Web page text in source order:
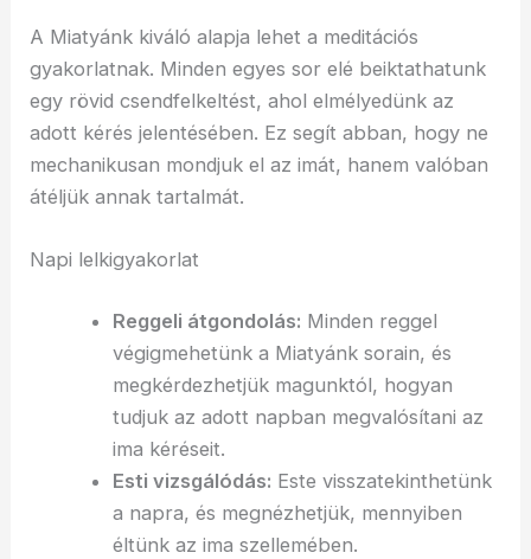
A Miatyánk kiváló alapja lehet a meditációs
gyakorlatnak. Minden egyes sor elé beiktathatunk
egy rövid csendfelkeltést, ahol elmélyedünk az
adott kérés jelentésében. Ez segít abban, hogy ne
mechanikusan mondjuk el az imát, hanem valóban
átéljük annak tartalmát.
Napi lelkigyakorlat
Reggeli átgondolás: Minden reggel
végigmehetünk a Miatyánk sorain, és
megkérdezhetjük magunktól, hogyan
tudjuk az adott napban megvalósítani az
ima kéréseit.
Esti vizsgálódás: Este visszatekinthetünk
a napra, és megnézhetjük, mennyiben
éltünk az ima szellemében.